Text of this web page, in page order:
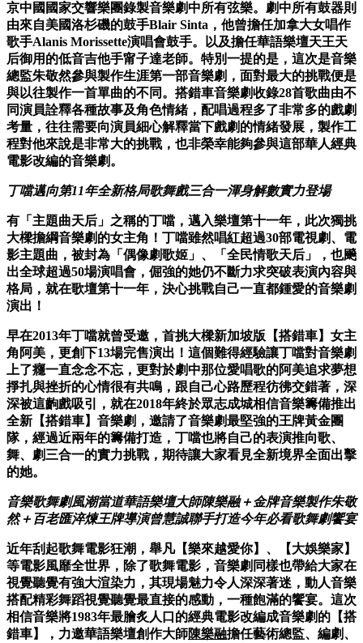
京中國國家交響樂團錄製音樂劇中所有弦樂。劇中所有鼓器則
由來自美國洛杉磯的鼓手Blair Sinta，他曾擔任加拿大女唱作
歌手Alanis Morissette演唱會鼓手。以及擔任華語樂壇天王天
后御用 的低音吉他手甯子達老師。特別一提的是，這次是音樂
總監朱敬然參與製作生涯第一部音樂劇，面對最大的挑戰便是
與以往製作一首單曲的不同。搭錯車音樂劇收錄28首歌曲由不
同演員詮釋各種故事及角色情緒，配唱過程多了非常多的戲劇
考量，往往需要向演員細心解釋當下戲劇的情緒發展，製作工
程對他來說是非常大的挑戰，也非榮幸能夠參與這部華人經典
電影改編的音樂劇。
丁噹邁向第11年全新格局歌舞戲三合一渾身解數實力登場
有「主題曲天后」之稱的丁噹，邁入樂壇第十一年，此次獨挑
大樑擔綱音樂劇的女主角！丁噹雖然唱紅超過30部電視劇、電
影主題曲， 被封為「偶像劇歌姬」、「全民情歌天后」，也飈
出全球超過50場演唱會，倔強的她仍不斷力求突破表演內容與
格局，就在歌壇第十一年，決心挑戰自己一直都鍾愛的音樂劇
演出！
早在2013年丁噹就曾受邀，首挑大樑新加坡版【搭錯車】女主
角 阿美，更創下13場完售演出！這個難得經驗讓丁噹對音樂劇
上了癮一直念念不忘，更對於劇中那位愛唱歌的阿美追求夢想
掙扎與挫折的心情很有共鳴，跟自己心路歷程彷彿交錯著，深
深被這齣戲吸引，就在2018年終於眾志成城相信音樂籌備推出
全新【搭錯車】音樂劇 ，邀請了音樂劇最堅強的王牌黃金團
隊，經過近兩年的籌備打造，丁噹也將自己的表演推向歌、
舞、劇三合一的實力挑戰，期待讓大家看見全新境界全面出擊
的她。
音樂歌舞劇風潮當道華語樂壇大師陳樂融＋金牌音樂製作朱敬
然＋ 百老匯淬煉王牌導演曾慧誠聯手打造今年必看歌舞劇饗宴
近年刮起歌舞電影狂潮，舉凡【樂來越愛你】、【大娛樂家】
等電影風靡全世界，除了歌舞電影，音樂劇同樣也帶給大家在
視覺聽覺有強大渲染力，其現場魅力令人深深著迷，動人音樂
搭配精彩舞蹈視覺聽覺最直接的感動，一種飽滿的饗宴。這次
相信音樂將1983年最膾炙人口的經典電影改編成音樂劇的【搭
錯車】，力邀華語樂壇創作大師陳樂融擔任藝術總監、編劇、